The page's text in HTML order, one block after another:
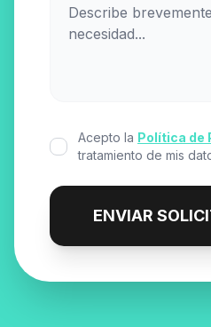
Acepto la Política de
tratamiento de mis
ENVIAR